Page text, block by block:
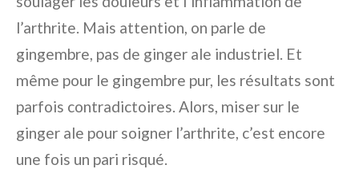
l’arthrite. Mais attention, on parle de
gingembre, pas de ginger ale industriel. Et
même pour le gingembre pur, les résultats sont
parfois contradictoires. Alors, miser sur le
ginger ale pour soigner l’arthrite, c’est encore
une fois un pari risqué.